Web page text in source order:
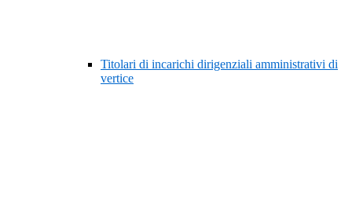
Titolari di incarichi dirigenziali amministrativi di
vertice